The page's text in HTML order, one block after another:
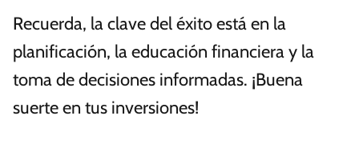
Recuerda, la clave del éxito está en la
planificación, la educación financiera y la
toma de decisiones informadas. ¡Buena
suerte en tus inversiones!